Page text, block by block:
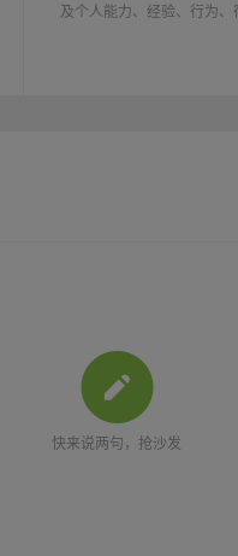
及个人能力、经验、行为
快来说两句，抢沙发